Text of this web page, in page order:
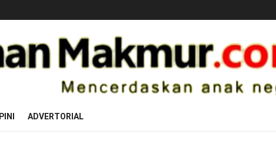
ADVERTORIAL